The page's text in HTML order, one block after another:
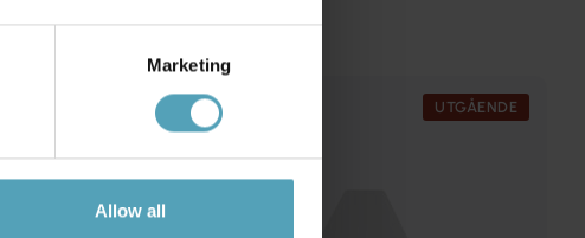
Marketing
Allow all
UTGÅENDE